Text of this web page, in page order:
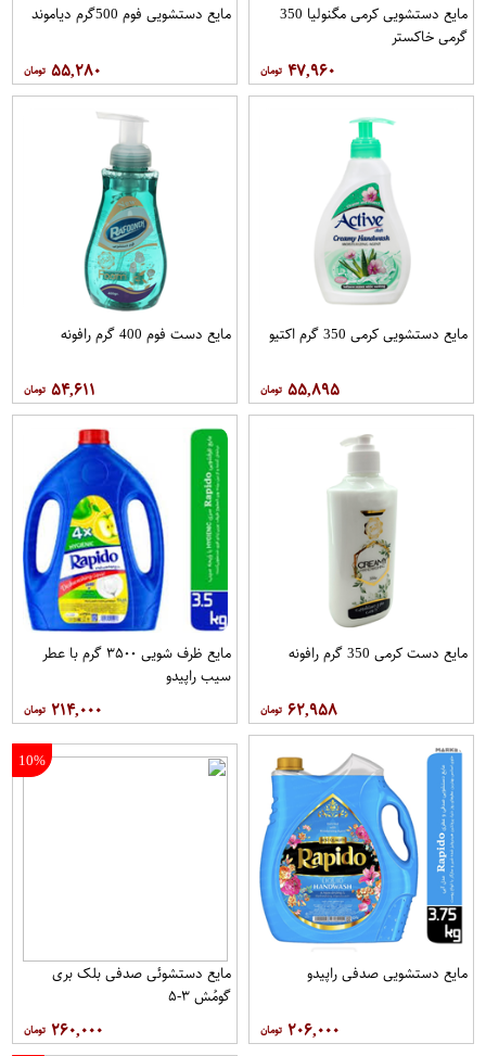
مایع دستشویی کرمی مگنولیا 350
گرمی خاکستر
۴۷,۹۶۰
مایع دستشویی فوم 500گرم دیاموند
۵۵,۲۸۰
مایع دستشویی کرمی 350 گرم اکتیو
۵۵,۸۹۵
مایع دست فوم 400 گرم رافونه
۵۴,۶۱۱
مایع دست کرمی 350 گرم رافونه
۶۲,۹۵۸
مایع ظرف شویی ۳۵۰۰ گرم با عطر
سیب راپیدو
۲۱۴,۰۰۰
مایع دستشویی صدفی راپیدو
۲۰۶,۰۰۰
10%
مایع دستشوئی صدفی بلک بری
گومُش ۳-۵
۲۶۰,۰۰۰